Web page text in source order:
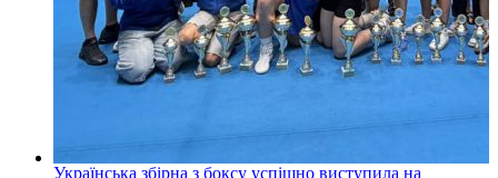
Українська збірна з боксу успішно виступила на